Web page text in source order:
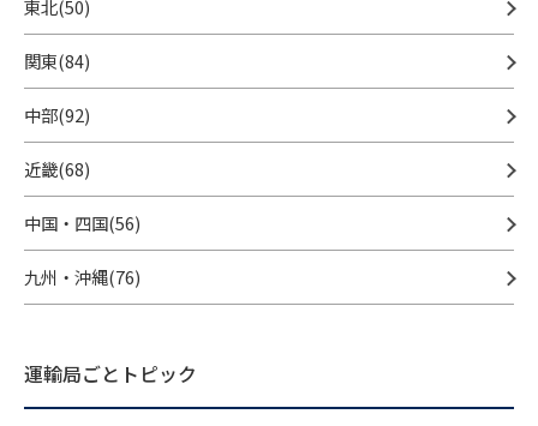
東北(50)
関東(84)
中部(92)
近畿(68)
中国・四国(56)
九州・沖縄(76)
運輸局ごとトピック